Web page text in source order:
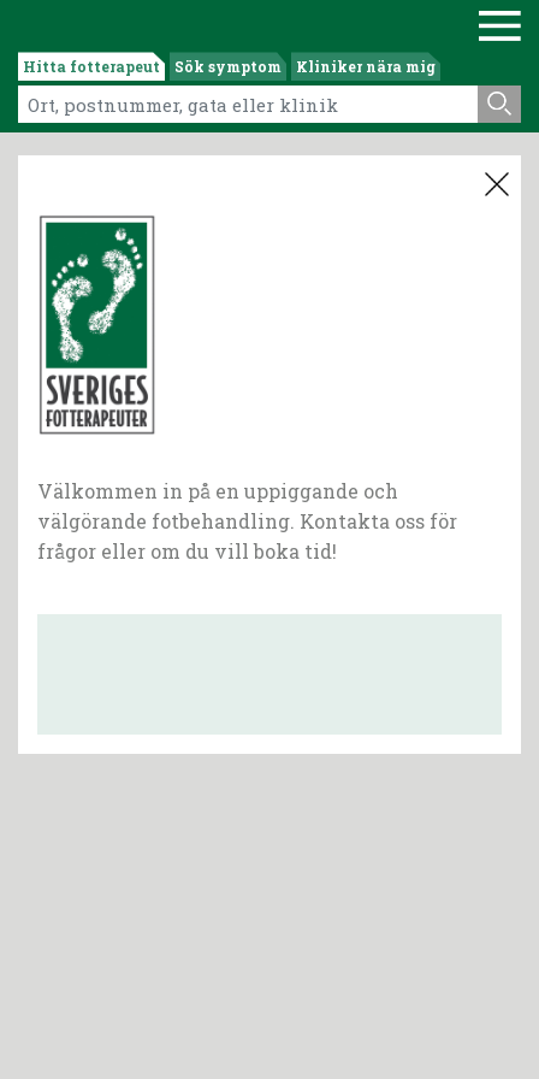
Hitta fotterapeut Sök symptom Kliniker nära mig
Välkommen in på en uppiggande och
välgörande fotbehandling. Kontakta oss för
frågor eller om du vill boka tid!